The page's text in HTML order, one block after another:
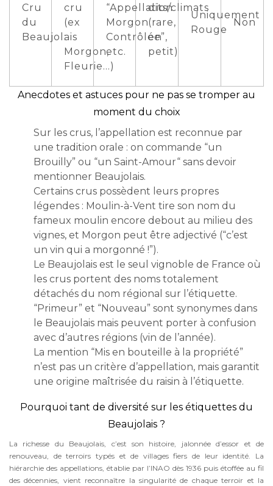
Cru
du
Beaujolais
cru
(ex
:
Morgon,
Fleurie…)
“Appellation
Morgon
Contrôlée”,
etc.
dits/climats
(rare,
en
petit)
Uniquement
Rouge
Non
Anecdotes et astuces pour ne pas se tromper au
moment du choix
Sur les crus, l’appellation est reconnue par
une tradition orale : on commande “un
Brouilly” ou “un Saint-Amour“ sans devoir
mentionner Beaujolais.
Certains crus possèdent leurs propres
légendes : Moulin-à-Vent tire son nom du
fameux moulin encore debout au milieu des
vignes, et Morgon peut être adjectivé (“c’est
un vin qui a morgonné !”).
Le Beaujolais est le seul vignoble de France où
les crus portent des noms totalement
détachés du nom régional sur l’étiquette.
“Primeur” et “Nouveau” sont synonymes dans
le Beaujolais mais peuvent porter à confusion
avec d’autres régions (vin de l’année).
La mention “Mis en bouteille à la propriété”
n’est pas un critère d’appellation, mais garantit
une origine maîtrisée du raisin à l’étiquette.
Pourquoi tant de diversité sur les étiquettes du
Beaujolais ?
La richesse du Beaujolais, c’est son histoire, jalonnée d’essor et de
renouveau, de terroirs typés et de villages fiers de leur identité. La
hiérarchie des appellations, établie par l’INAO dès 1936 puis étoffée au fil
des décennies, vient reconnaître la singularité de chaque terroir et la